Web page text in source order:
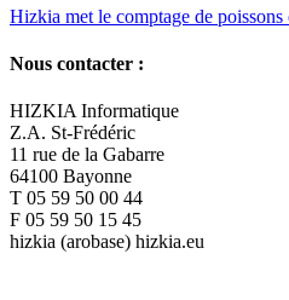
Hizkia met le comptage de poissons
Nous contacter :
HIZKIA Informatique
Z.A. St-Frédéric
11 rue de la Gabarre
64100 Bayonne
T 05 59 50 00 44
F 05 59 50 15 45
hizkia (arobase) hizkia.eu